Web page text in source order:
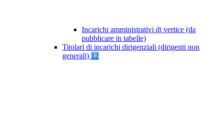
Incarichi amministrativi di vertice (da
pubblicare in tabelle)
Titolari di incarichi dirigenziali (dirigenti non
generali) 12